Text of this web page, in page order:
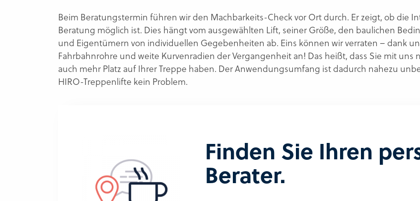
Beim Beratungstermin führen wir den Machbarkeits-Check vor Ort durch. Er zeigt, ob die
Beratung möglich ist. Dies hängt vom ausgewählten Lift, seiner Größe, den baulichen
und Eigentümern von individuellen Gegebenheiten ab. Eins können wir verraten – dank
Fahrbahnrohre und weite Kurvenradien der Vergangenheit an! Das heißt, dass Sie mit
auch mehr Platz auf Ihrer Treppe haben. Der Anwendungsumfang ist dadurch nahezu
HIRO-Treppenlifte kein Problem.
Finden Sie Ihren
Berater.